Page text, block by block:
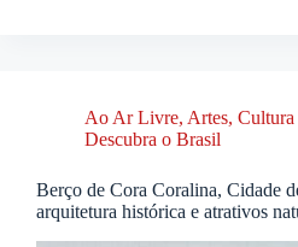
Ao Ar Livre, Artes,
Descubra o Brasil
Berço de Cora Coralina, Cidade
arquitetura histórica e atrativos